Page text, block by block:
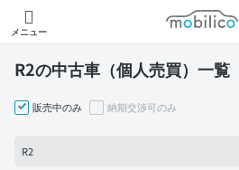
メニュー
モビリコ
R2の中古車（個人売買）一覧
販売中のみ 納期交渉可のみ
R2